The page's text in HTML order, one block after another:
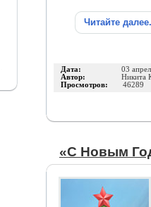
Читайте
Дата: 03
Автор: Никита
Просмотров: 46289
«C Новым